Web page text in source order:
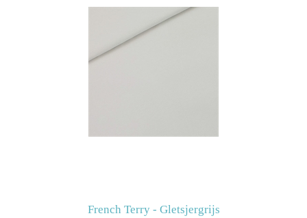
French Terry - Gletsjergrijs